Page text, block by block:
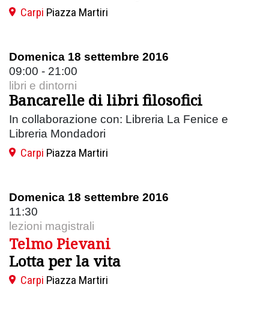
Carpi Piazza Martiri
Domenica 18 settembre 2016
09:00 - 21:00
libri e dintorni
Bancarelle di libri filosofici
In collaborazione con: Libreria La Fenice e
Libreria Mondadori
Carpi Piazza Martiri
Domenica 18 settembre 2016
11:30
lezioni magistrali
Telmo Pievani
Lotta per la vita
Carpi Piazza Martiri